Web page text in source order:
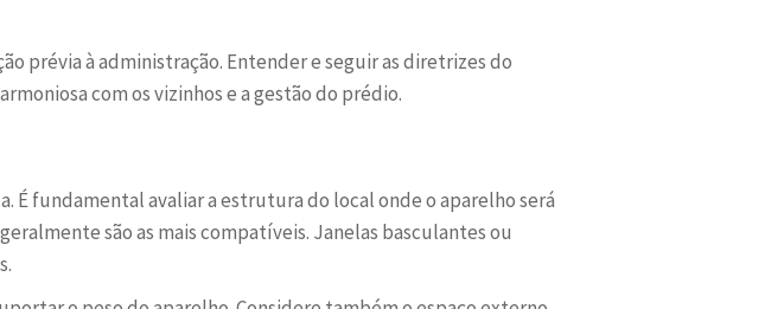
prévia à administração. Entender e seguir as diretrizes do
com os vizinhos e a gestão do prédio.
É fundamental avaliar a estrutura do local onde o aparelho será
são as mais compatíveis. Janelas basculantes ou